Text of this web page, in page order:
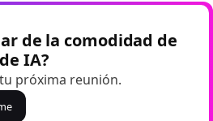
de la comodidad de
IA?
próxima reunión.